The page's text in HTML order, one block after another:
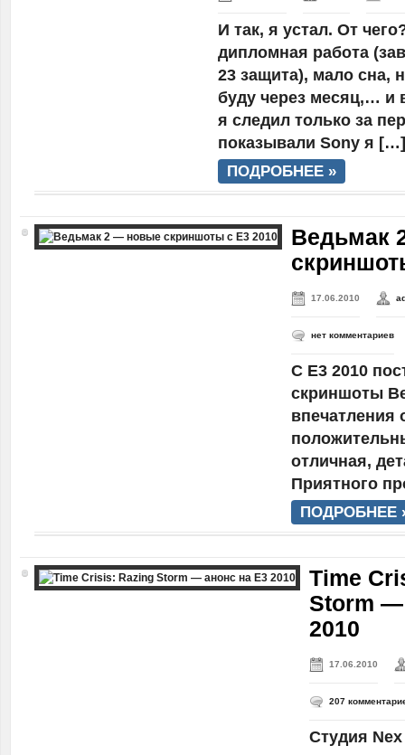
И так, я устал. От
дипломная работа
23 защита), мало сна,
буду через месяц,… и
я следил только за
показывали Sony я […]
ПОДРОБНЕЕ »
Ведьмак
17.06.2010
нет комментариев
С E3 2010
скриншоты
впечатления
отличная,
Приятного
ПОДРОБНЕЕ
Time
Storm —
2010
17.06.2010
207
Студия